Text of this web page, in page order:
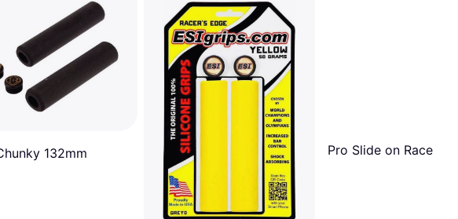
132mm Pro Slide on Race